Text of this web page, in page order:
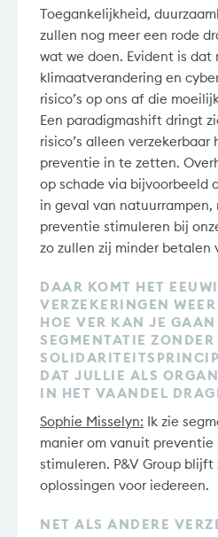
Toegankelijkheid,
zullen nog meer een rode
wat we doen. Evident is dat
klimaatverandering en
risico’s op ons af die
Een paradigmashift dringt
risico’s alleen
preventie in te zetten.
op schade via bijvoorbeeld
in geval van
preventie stimuleren bij
zo zullen zij minder betalen
DAAR KOMT HET
VERZEKERINGEN
HOE VER KAN JE
SEGMENTATIE ZONDER
DAT JULLIE ALS
IN HET VAANDEL
Sophie Misselyn: Ik zie
manier om vanuit
stimuleren. P&V Group blijft
oplossingen voor iedereen.
NET ALS ANDERE